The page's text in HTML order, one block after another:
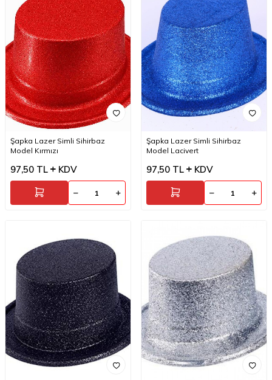
Şapka Lazer Simli Sihirbaz
Model Kırmızı
97,50 TL KDV
Şapka Lazer Simli Sihirbaz
Model Lacivert
97,50 TL KDV